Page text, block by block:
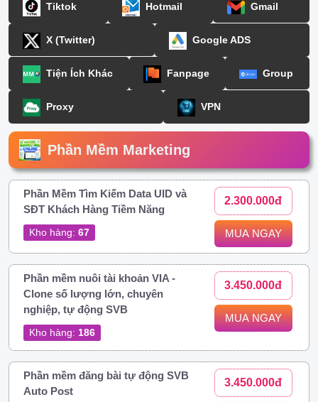
Tiktok Hotmail Gmail
X (Twitter) Google ADS
Tiện Ích Khác Fanpage Group
Proxy VPN
Phần Mềm Marketing
Phần Mềm Tìm Kiếm Data UID và
SĐT Khách Hàng Tiềm Năng
Kho hàng: 67
2.300.000đ
MUA NGAY
Phần mềm nuôi tài khoản VIA -
Clone số lượng lớn, chuyên
nghiệp, tự động SVB
Kho hàng: 186
3.450.000đ
MUA NGAY
Phần mềm đăng bài tự động SVB
Auto Post
3.450.000đ